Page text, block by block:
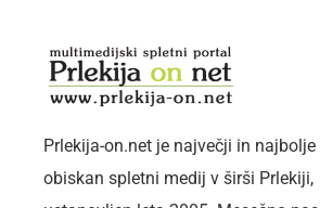
SOBOTA, 8. AVGUST 2026 Sledite nam:
Prlekija-on.net je največji in najbolje
obiskan spletni medij v širši Prlekiji,